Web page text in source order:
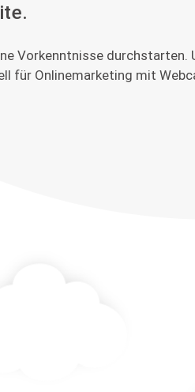
Vorkenntnisse
für Onlinemarketing mit